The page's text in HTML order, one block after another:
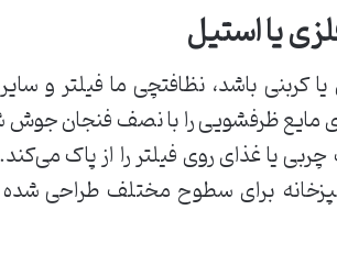
یا استیل
کربنی باشد، نظافتچی ما فیلتر و
مایع ظرفشویی را با نصف فنجان
یا غذای روی فیلتر را از پاک
برای سطوح مختلف طراحی شده